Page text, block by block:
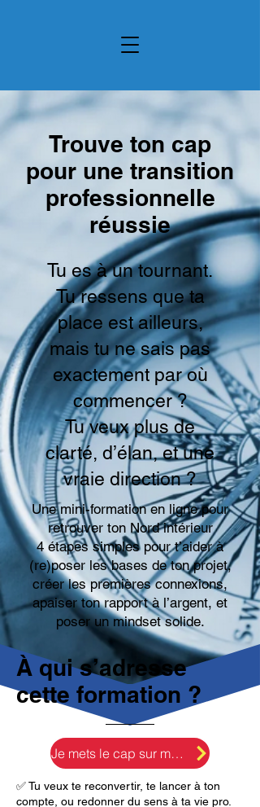
Trouve ton cap
pour une transition
professionnelle
réussie
Tu es à un tournant.
Tu ressens que ta
place est ailleurs,
mais tu ne sais pas
exactement par où
commencer ?
Tu veux plus de
clarté, d’élan, et une
vraie direction ?
Une mini-formation en ligne pour
retrouver ton Nord intérieur
4 étapes simples pour t’aider à
(re)poser les bases de ton projet,
créer les premières connexions,
apaiser ton rapport à l’argent, et
poser un mindset solide.
À qui s’adresse
cette formation ?
Je mets le cap sur mon business
✅ Tu veux te reconvertir, te lancer à ton
compte, ou redonner du sens à ta vie pro.